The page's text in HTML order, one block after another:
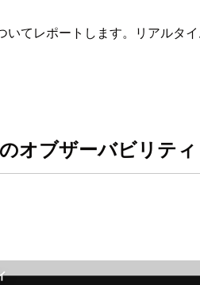
てレポートします。リアルタ
オブザーバビリティ